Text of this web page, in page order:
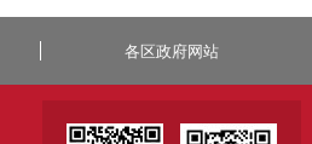
各区政府网站